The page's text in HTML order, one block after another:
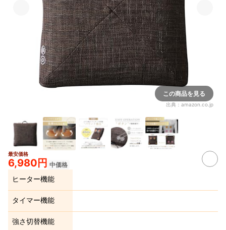
この商品を見る
出典： amazon.co.jp
最安価格
6,980円 中価格
ヒーター機能
タイマー機能
強さ切替機能